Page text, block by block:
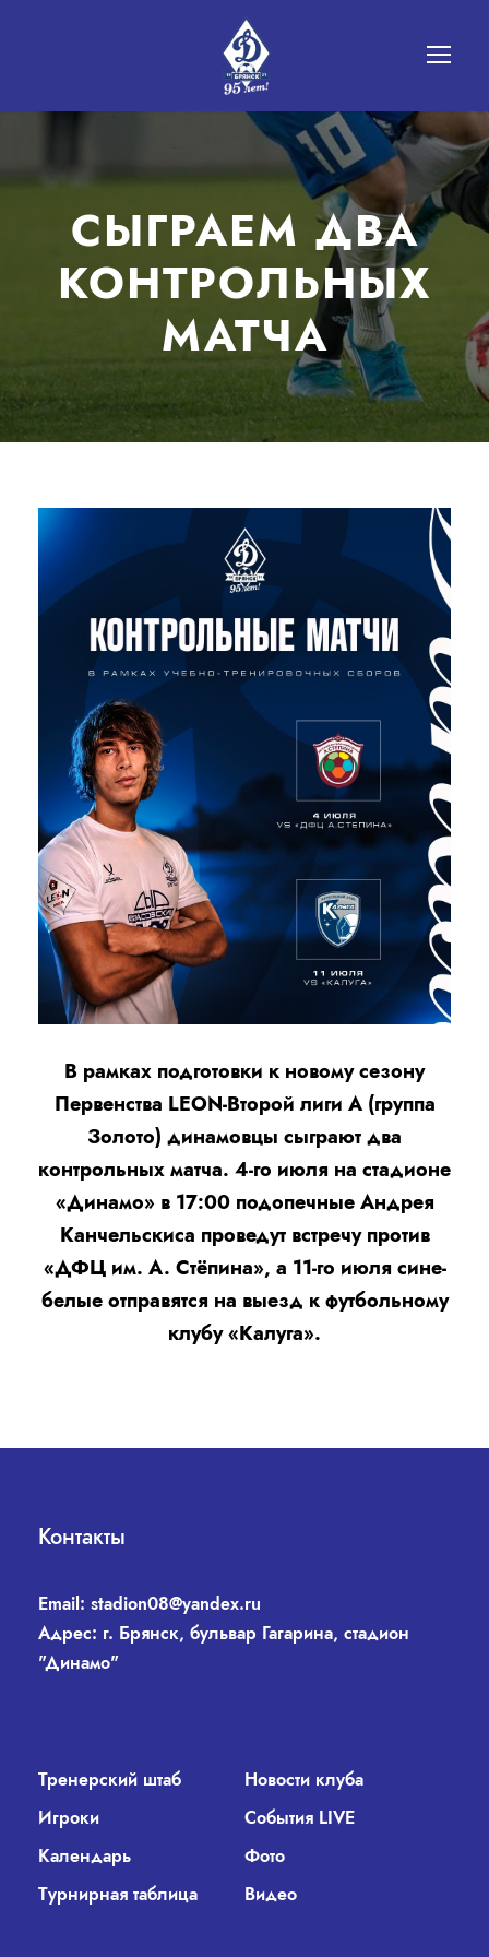
СЫГРАЕМ ДВА
КОНТРОЛЬНЫХ
МАТЧА
В рамках подготовки к новому сезону
Первенства LEON-Второй лиги А (группа
Золото) динамовцы сыграют два
контрольных матча. 4-го июля на стадионе
«Динамо» в 17:00 подопечные Андрея
Канчельскиса проведут встречу против
«ДФЦ им. А. Стёпина», а 11-го июля сине-
белые отправятся на выезд к футбольному
клубу «Калуга».
Контакты
Email: stadion08@yandex.ru
Адрес: г. Брянск, бульвар Гагарина, стадион
"Динамо"
Тренерский штаб
Новости клуба
Игроки
События LIVE
Календарь
Фото
Турнирная таблица
Видео